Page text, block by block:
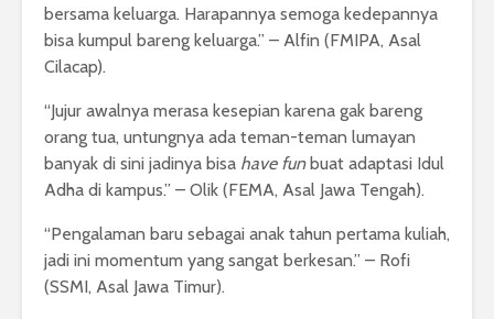
bersama keluarga. Harapannya semoga kedepannya
bisa kumpul bareng keluarga.” – Alfin (FMIPA, Asal
Cilacap).
“Jujur awalnya merasa kesepian karena gak bareng
orang tua, untungnya ada teman-teman lumayan
banyak di sini jadinya bisa have funbuat adaptasi Idul
Adha di kampus.” – Olik (FEMA, Asal Jawa Tengah).
“Pengalaman baru sebagai anak tahun pertama kuliah,
jadi ini momentum yang sangat berkesan.” – Rofi
(SSMI, Asal Jawa Timur).